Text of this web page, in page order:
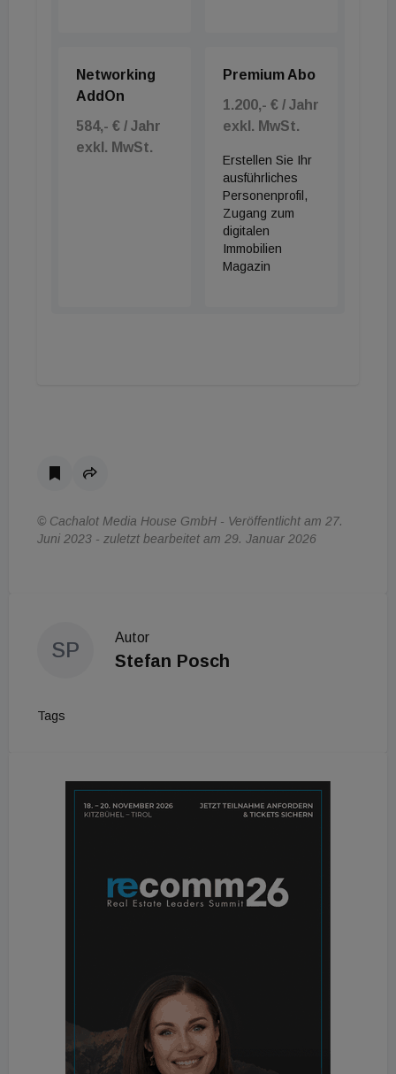
Networking
AddOn
584,- € / Jahr
exkl. MwSt.
Premium Abo
1.200,- € / Jahr
exkl. MwSt.
Erstellen Sie Ihr
ausführliches
Personenprofil,
Zugang zum
digitalen
Immobilien
Magazin
© Cachalot Media House GmbH - Veröffentlicht am 27.
Juni 2023 - zuletzt bearbeitet am 29. Januar 2026
SP
Autor
Stefan Posch
Tags